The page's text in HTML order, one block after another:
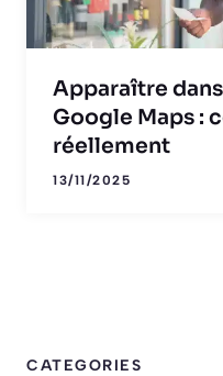
Apparaître
Google Maps :
réellement
13/11/2025
CATEGORIES